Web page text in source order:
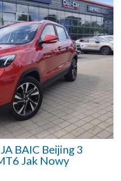
BAIC Beijing 3
Jak Nowy